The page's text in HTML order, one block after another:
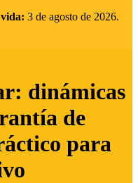
3 de agosto de 2026.
dinámicas
de
para